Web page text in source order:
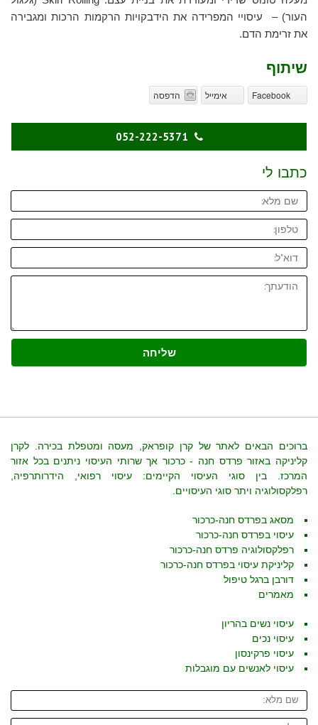
העור) – עיסויי המפרידה את הידבקויות הרקמות הרכות ומגבירה
את זרימת הדם.
שיתוף
Facebook אימייל הדפסה
052-222-5371
כתבו לי
שליחה
ברוכים הבאים לאתר של קרן קופראק, מעסה ומטפלת בכירה. לקרן
קליניקה באזור פרדס חנה - כרכור אך שרותי העיסוי ניתנים בכל אזור
המרכז. בין סוגי העיסוי הקיימים: עיסוי רפואי, הידרותרפיה,
רפלקסולוגיה ויתר סוגי העיסויים.
מסאג בפרדס חנה-כרכור
עיסוי בפרדס חנה-כרכור
רפלקסולוגיה פרדס חנה-כרכור
קליניקת עיסוי בפרדס חנה-כרכור
דורבן ברגל טיפול
מאמרים
עיסוי נשים בהריון
עיסוי נכים
עיסוי פרקינסון
עיסוי לאנשים עם מוגבלות